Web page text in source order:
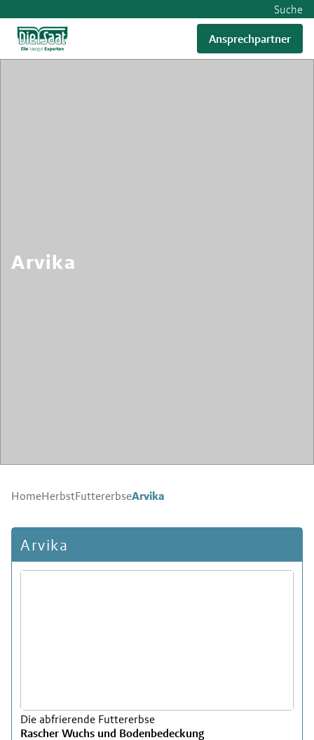
Suche
Ansprechpartner
Arvika
HomeHerbstFuttererbseArvika
Arvika
Die abfrierende Futtererbse
Rascher Wuchs und Bodenbedeckung